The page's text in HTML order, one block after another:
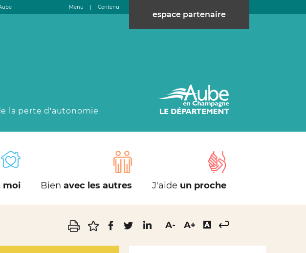
Menu | Contenu
espace partenaire
la perte d'autonomie
moi Bienavec les autres J'aide un proche